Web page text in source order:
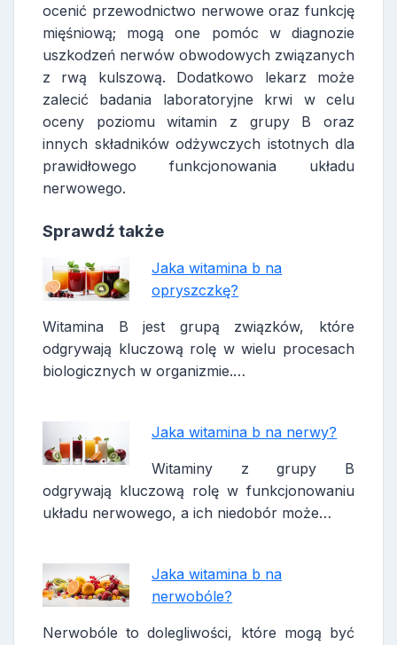
ocenić przewodnictwo nerwowe oraz funkcję
mięśniową; mogą one pomóc w diagnozie
uszkodzeń nerwów obwodowych związanych
z rwą kulszową. Dodatkowo lekarz może
zalecić badania laboratoryjne krwi w celu
oceny poziomu witamin z grupy B oraz
innych składników odżywczych istotnych dla
prawidłowego funkcjonowania układu
nerwowego.
Sprawdź także
Jaka witamina b na
opryszczkę?
Witamina B jest grupą związków, które
odgrywają kluczową rolę w wielu procesach
biologicznych w organizmie.…
Jaka witamina b na nerwy?
Witaminy z grupy B
odgrywają kluczową rolę w funkcjonowaniu
układu nerwowego, a ich niedobór może…
Jaka witamina b na
nerwobóle?
Nerwobóle to dolegliwości, które mogą być